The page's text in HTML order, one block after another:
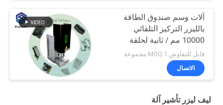
آلات وسم صندوق الطاقة
بالليزر التركيز التلقائي
10000 مم / ثانية لحلقة
المجوهرات
قابل للتفاوض MOQ:1 مجموعة
الاتصال
ليف ليزر تأشير آلة